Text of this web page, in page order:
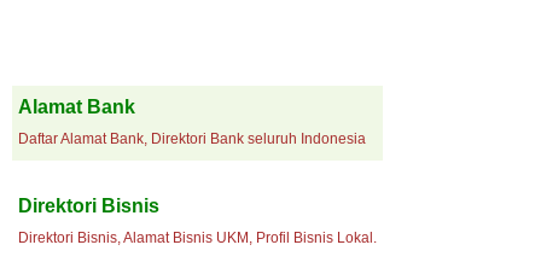
Alamat Bank
Daftar Alamat Bank, Direktori Bank seluruh Indonesia
Direktori Bisnis
Direktori Bisnis, Alamat Bisnis UKM, Profil Bisnis Lokal.